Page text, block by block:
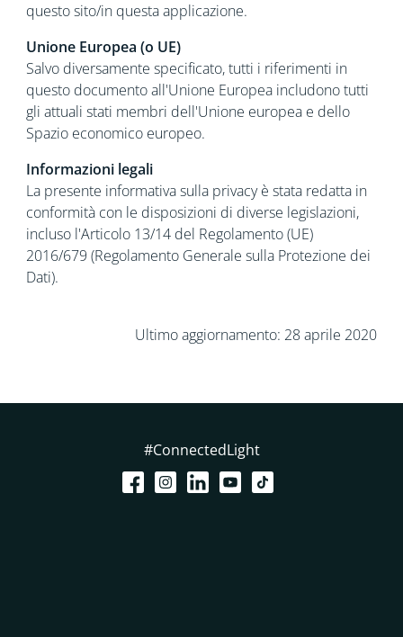
questo sito/in questa applicazione.
Unione Europea (o UE)
Salvo diversamente specificato, tutti i riferimenti in
questo documento all'Unione Europea includono tutti
gli attuali stati membri dell'Unione europea e dello
Spazio economico europeo.
Informazioni legali
La presente informativa sulla privacy è stata redatta in
conformità con le disposizioni di diverse legislazioni,
incluso l'Articolo 13/14 del Regolamento (UE)
2016/679 (Regolamento Generale sulla Protezione dei
Dati).
Ultimo aggiornamento: 28 aprile 2020
#ConnectedLight